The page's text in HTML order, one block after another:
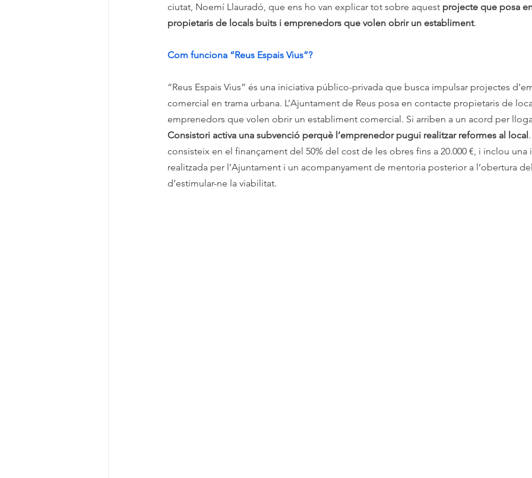
ciutat, Noemí Llauradó, que ens ho van explicar tot sobre aquest projecte que posa
propietaris de locals buits i emprenedors que volen obrir un establiment.
Com funciona “Reus Espais Vius”?
“Reus Espais Vius” és una iniciativa público-privada que busca impulsar projectes
comercial en trama urbana. L’Ajuntament de Reus posa en contacte propietaris de
emprenedors que volen obrir un establiment comercial. Si arriben a un acord per
Consistori activa una subvenció perquè l’emprenedor pugui realitzar reformes al local
consisteix en el finançament del 50% del cost de les obres fins a 20.000 €, i inclou una
realitzada per l’Ajuntament i un acompanyament de mentoria posterior a l’obertura
d’estimular-ne la viabilitat.